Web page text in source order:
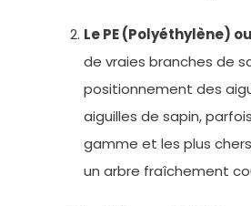
Le PE (Polyéthylène)
de vraies branches de
positionnement des
aiguilles de sapin,
gamme et les plus
un arbre fraîchement